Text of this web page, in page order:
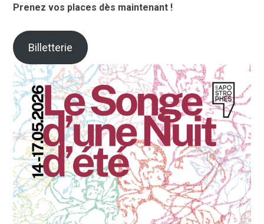
Prenez vos places dès maintenant !
Billetterie